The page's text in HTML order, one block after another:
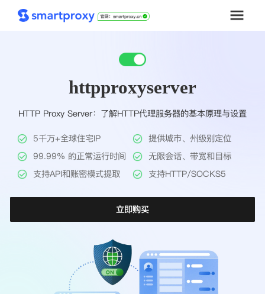
解决方案
工具
帮助中心
httpproxyserver
HTTP Proxy Server：了解HTTP代理服务器的基本原理与设置
5千万+全球住宅IP
提供城市、州级别定位
99.99% 的正常运行时间
无限会话、带宽和目标
支持API和账密模式提取
支持HTTP/SOCKS5
立即购买